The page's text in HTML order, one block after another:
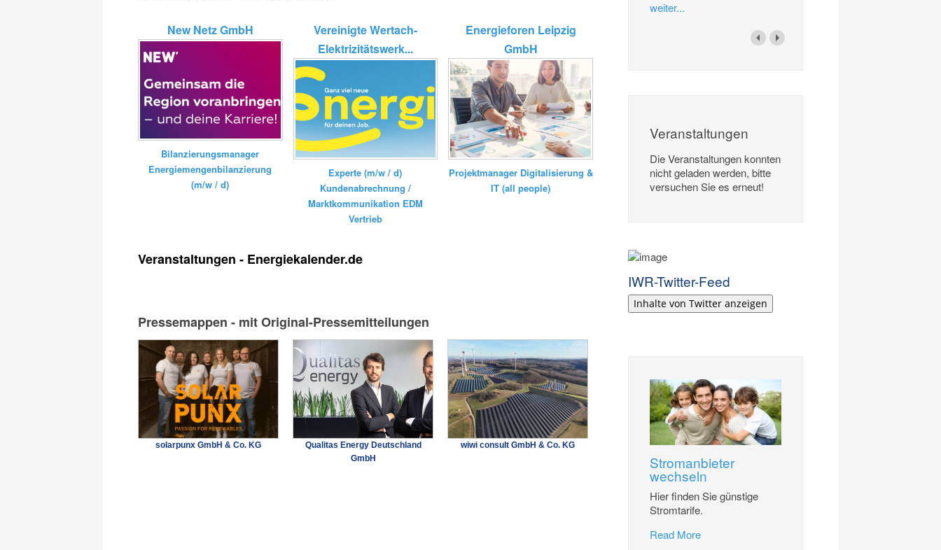
New Netz GmbH
Bilanzierungsmanager
Energiemengenbilanzierung
(m/w / d)
Vereinigte Wertach-
Elektrizitätswerk...
Experte (m/w / d)
Kundenabrechnung /
Marktkommunikation EDM
Vertrieb
Energieforen Leipzig
GmbH
Projektmanager Digitalisierung &
IT (all people)
Veranstaltungen - Energiekalender.de
Pressemappen - mit Original-Pressemitteilungen
solarpunx GmbH & Co. KG
Qualitas Energy Deutschland
GmbH
wiwi consult GmbH & Co. KG
weiter...
Veranstaltungen
Die Veranstaltungen konnten
nicht geladen werden, bitte
versuchen Sie es erneut!
IWR-Twitter-Feed
Inhalte von Twitter anzeigen
Stromanbieter
wechseln
Hier finden Sie günstige
Stromtarife.
Read More